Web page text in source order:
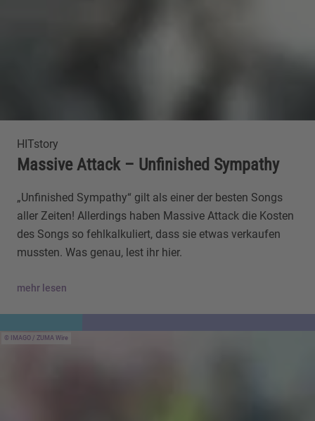
HITstory
Massive Attack – Unfinished Sympathy
„Unfinished Sympathy“ gilt als einer der besten Songs
aller Zeiten! Allerdings haben Massive Attack die Kosten
des Songs so fehlkalkuliert, dass sie etwas verkaufen
mussten. Was genau, lest ihr hier.
mehr lesen
IMAGO / ZUMA Wire